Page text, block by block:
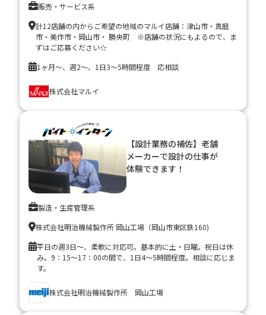
販売・サービス系
計12店舗の内からご希望の地域のマルイ店舗：津山市・真庭
市・美作市・岡山市・ 勝央町 ※店舗の状況にもよるので、ま
ずはご応募ください☆
1ヶ月～、週2～、1日3～5時間程度 応相談
株式会社マルイ
【設計業務の補佐】老舗
メーカーで設計の仕事が
体験できます！
製造・生産管理系
株式会社明治機械製作所 岡山工場（岡山市東区鉄160)
平日の週3日～、柔軟に対応可。基本的に土・日曜。祝日は休
み。9：15～17：00の間で、1日4～5時間程度。相談に応じま
す。
株式会社明治機械製作所 岡山工場